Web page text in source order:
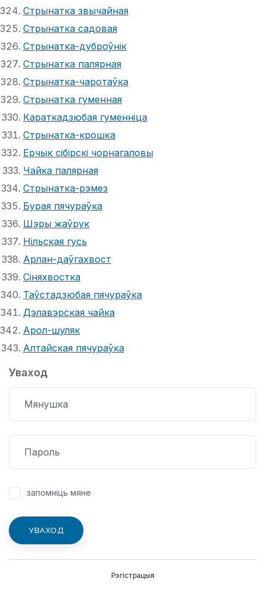
Уваход
запомніць мяне
Рэгістрацыя
Стрынатка звычайная
Стрынатка садовая
Стрынатка-дуброўнік
Стрынатка палярная
Стрынатка-чаротаўка
Стрынатка гуменная
Караткадзюбая гуменніца
Стрынатка-крошка
Ерчык сібірскі чорнагаловы
Чайка палярная
Стрынатка-рэмез
Бурая пячураўка
Шэры жаўрук
Нільская гусь
Арлан-даўгахвост
Сіняхвостка
Таўстадзюбая пячураўка
Дэлавэрская чайка
Арол-шуляк
Алтайская пячураўка